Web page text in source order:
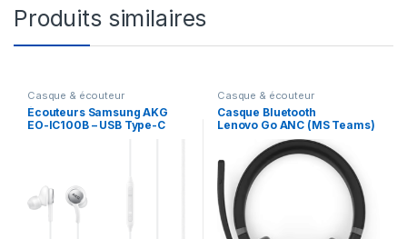
Produits similaires
Casque & écouteur
Écouteurs Samsung AKG
EO-IC100B – USB Type-C
Casque & écouteur
Casque Bluetooth
Lenovo Go ANC (MS Teams)
(4XD1C99221)